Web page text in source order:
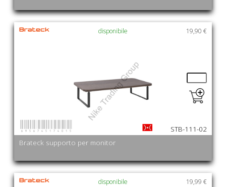
19,90 €
Brateck supporto per monitor
disponibile
STB-111-02
19,99 €
disponibile